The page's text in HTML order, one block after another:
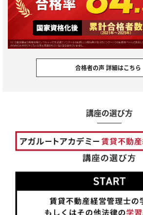
合格者の声 詳細はこちら
講座の選び方